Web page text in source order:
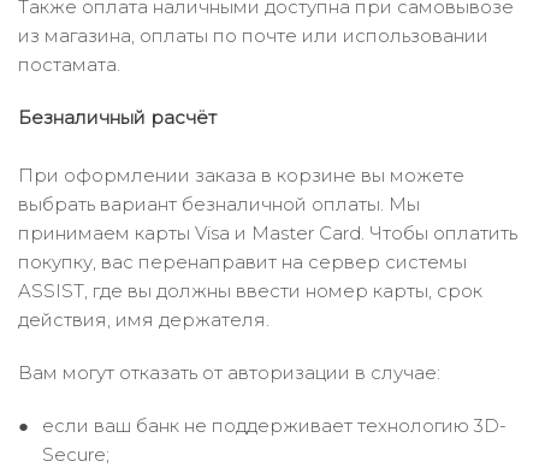
Также оплата наличными доступна при самовывозе
из магазина, оплаты по почте или использовании
постамата.
Безналичный расчёт
При оформлении заказа в корзине вы можете
выбрать вариант безналичной оплаты. Мы
принимаем карты Visa и Master Card. Чтобы оплатить
покупку, вас перенаправит на сервер системы
ASSIST, где вы должны ввести номер карты, срок
действия, имя держателя.
Вам могут отказать от авторизации в случае:
если ваш банк не поддерживает технологию 3D-
Secure;